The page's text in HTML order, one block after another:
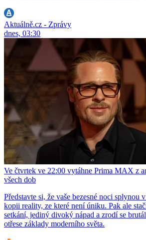
Aktuálně.cz - Zprávy
dnes, 03:30
Ve čtvrtek ve 22:00 vytáhne Prima MAX z
všech dob
Představte si, že vaše bezesné noci splynou
kopii reality, ze které není úniku. Pak ale
setkání, jediný divoký nápad a zrodí se
otřese základy moderního světa.